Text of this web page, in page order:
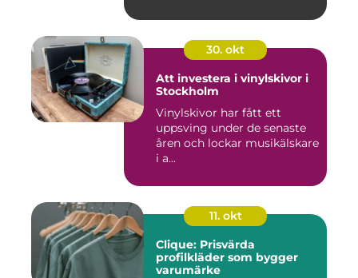
30. okt
Att investera i vinylskivor i
Stockholm
Vinylskivor har fått ett
uppsving under de senaste
åren och lockar musikälskare
i a...
11. okt
Clique: Prisvärda
profilkläder som bygger
varumärke